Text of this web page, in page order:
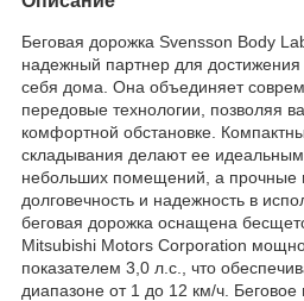
Беговая дорожка Svensson Body
надежный партнер для
себя дома. Она объединяет
передовые технологии, позволяя
комфортной обстановке.
складывания делают ее
небольших помещений, а прочные
долговечность и надежность в
беговая дорожка оснащена
Mitsubishi Motors Corporation
показателем 3,0 л.с., что
диапазоне от 1 до 12 км/ч.